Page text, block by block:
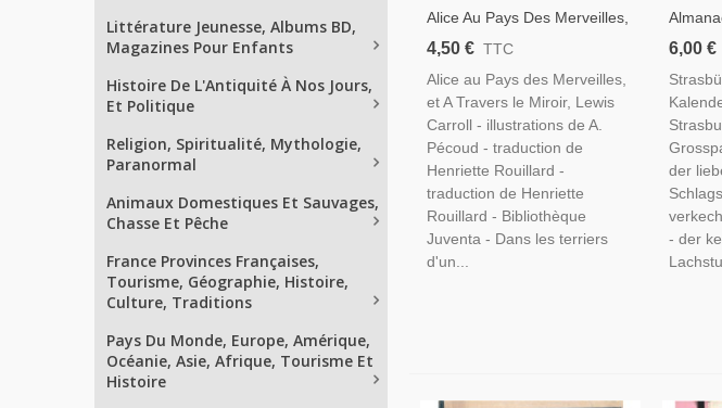
Littérature Jeunesse, Albums BD,
Magazines Pour Enfants
Histoire De L'Antiquité À Nos Jours,
Et Politique
Religion, Spiritualité, Mythologie,
Paranormal
Animaux Domestiques Et Sauvages,
Chasse Et Pêche
France Provinces Françaises,
Tourisme, Géographie, Histoire,
Culture, Traditions
Pays Du Monde, Europe, Amérique,
Océanie, Asie, Afrique, Tourisme Et
Histoire
Alice Au Pays Des Merveilles,
A Travers Le Miroir, Lewis
Carroll, 1948 -, Contes,
Littérature Anglaise,
Fantastique
4,50 € TTC
Alice au Pays des Merveilles,
et A Travers le Miroir, Lewis
Carroll - illustrations de A.
Pécoud - traduction de
Henriette Rouillard -
traduction de Henriette
Rouillard - Bibliothèque
Juventa - Dans les terriers
d'un...
6,00 €
der
- der